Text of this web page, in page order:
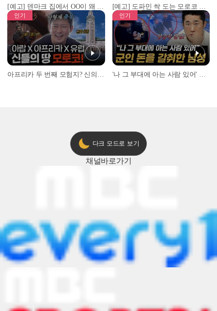
[예고] 덴마크 집에서 OO이 왜 나와...? 이상할 정도로 한국을 사랑하는 우리 형을 제보합니다! [예고] 도파민 싹 도는 모로코 야시장 투어!
인기 인기
다크 모드로 보기
채널바로가기